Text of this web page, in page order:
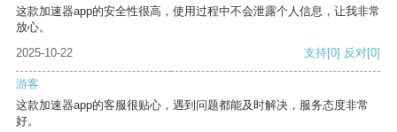
这款加速器app的安全性很高，使用过程中不会泄露个人信息，让我非常
放心。
2025-10-22
支持[0] 反对[0]
游客
这款加速器app的客服很贴心，遇到问题都能及时解决，服务态度非常
好。